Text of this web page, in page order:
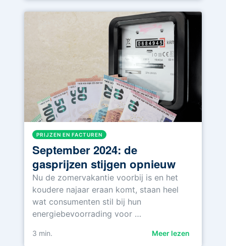
PRIJZEN EN FACTUREN
September 2024: de
gasprijzen stijgen opnieuw
Nu de zomervakantie voorbij is en het
koudere najaar eraan komt, staan heel
wat consumenten stil bij hun
energiebevoorrading voor …
3 min. Meer lezen